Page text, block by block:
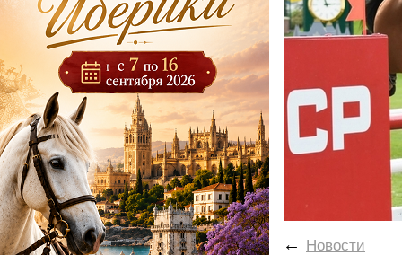
← Новости